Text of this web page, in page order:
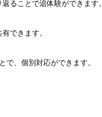
ることで追体験ができます。
できます。
で、個別対応ができます。